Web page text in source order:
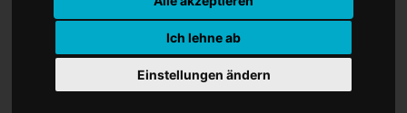
Ich lehne ab
Einstellungen ändern
Die A 1 wurde zwischen Greven und
Münster-Nord nach einem Lkw-Brand
gesperrt.